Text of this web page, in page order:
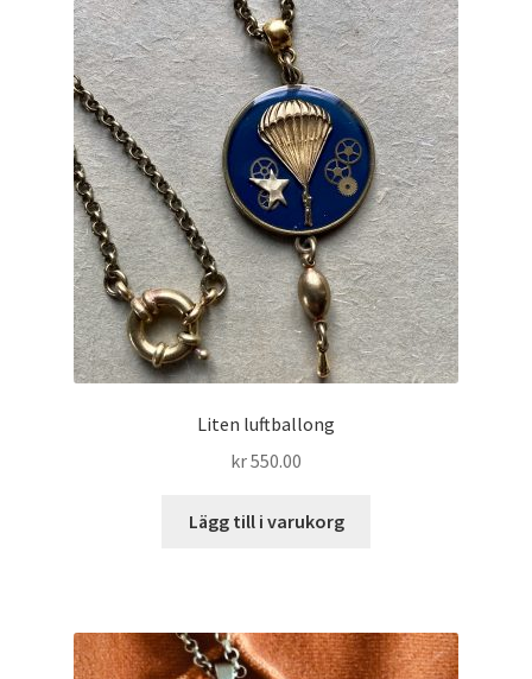
Liten luftballong
kr550.00
Lägg till i varukorg